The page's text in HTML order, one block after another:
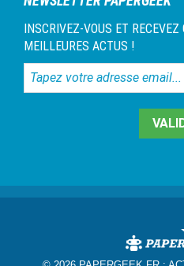
INSCRIVEZ-VOUS ET
MEILLEURES ACTUS !
Tapez
votre